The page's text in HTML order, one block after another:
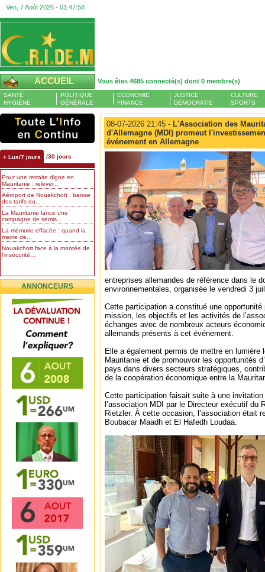
Ven, 7 Août 2026 - 01:47:59
ACCUEIL Vous êtes 4685 connecté(s) dont 0 membre(s)
SANTÉ
HYGIÈNE
POLITIQUE
GÉNÉRALE
ECONOMIE
FINANCE
JUSTICE
DÉMOCRATIE
CULTURE
SPORTS
+ Lus/7 jours /30 jours
Pour une retraite digne en
Mauritanie : relever...
Aéroport de Nouakchott : baisse
des tarifs du...
La Mauritanie lance une
campagne de semis...
La mémoire effacée : quand la
mairie de...
Nouakchott face à la montée de
l’insécurité...
ANNONCEURS
08-07-2026 21:45 - L'Association des
d'Allemagne (MDI) promeut
événement en Allemagne
entreprises allemandes de référence dans le
environnementales, organisée le vendredi 3
Cette participation a constitué une
mission, les objectifs et les activités de
échanges avec de nombreux acteurs
allemands présents à cet événement.
Elle a également permis de mettre en lumière
Mauritanie et de promouvoir les opportunités
pays dans divers secteurs stratégiques,
de la coopération économique entre la
Cette participation faisait suite à une
l’association MDI par le Directeur exécutif du
Rietzler. À cette occasion, l’association était
Boubacar Maadh et El Hafedh Loudaa.